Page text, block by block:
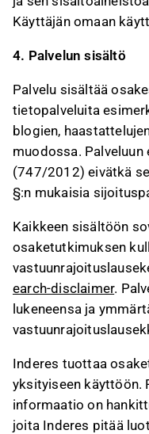
Käyttäjän omaan
4. Palvelun sisältö
Palvelu sisältää
tietopalveluita
blogien,
muodossa.
(747/2012) eivätkä
§:n mukaisia
Kaikkeen sisältöön
osaketutkimuksen
earch-disclaimer.
lukeneensa ja
Inderes tuottaa
yksityiseen käyttöön.
informaatio on
joita Inderes pitää